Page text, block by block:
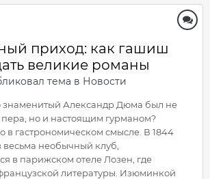
приход: как гашиш
великие романы
тема в Новости
знаменитый Александр Дюма был не
пера, но и настоящим гурманом?
в гастрономическом смысле. В 1844
весьма необычный клуб,
в парижском отеле Лозен, где
литературы. Изюминкой